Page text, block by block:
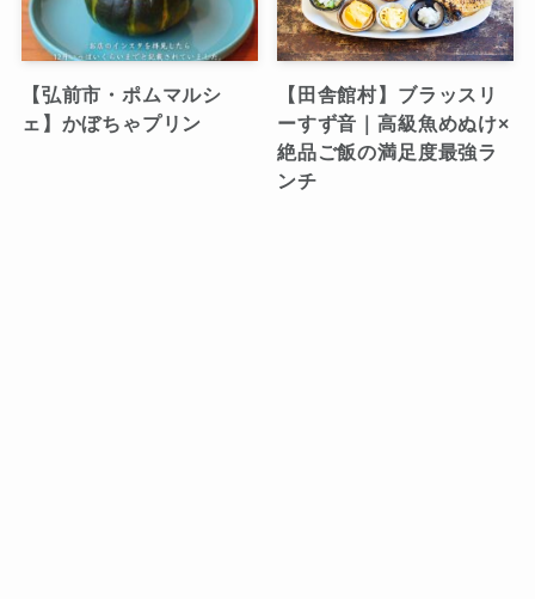
【弘前市・ポムマルシ
ェ】かぼちゃプリン
【田舎館村】ブラッスリ
ーすず音｜高級魚めぬけ×
絶品ご飯の満足度最強ラ
ンチ